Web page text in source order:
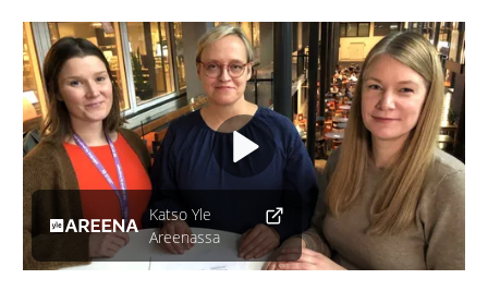
Videosoitin
Katso Yle
Areenassa